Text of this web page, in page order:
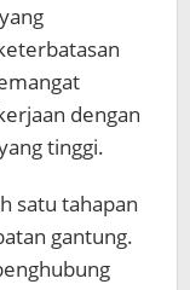
dengan
tinggi.
satu tahapan
gantung.